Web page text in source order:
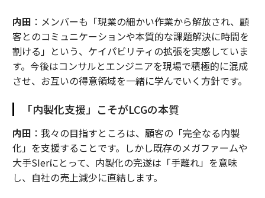
内田 ：メンバーも「現業の細かい作業から解放され、顧
客とのコミュニケーションや本質的な課題解決に時間を
割ける」という、ケイパビリティの拡張を実感していま
す。今後はコンサルとエンジニアを現場で積極的に混成
させ、お互いの得意領域を一緒に学んでいく方針です。
「内製化支援」こそがLCGの本質
内田 ：我々の目指すところは、顧客の「完全なる内製
化」を支援することです。しかし既存のメガファームや
大手SIerにとって、内製化の完遂は「手離れ」を意味
し、自社の売上減少に直結します。